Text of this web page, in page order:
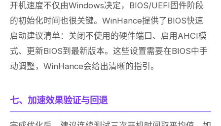
开机速度不仅由Windows决定，BIOS/UEFI固件阶段
的初始化时间也很关键。WinHance提供了BIOS快速
启动建议清单：关闭不使用的硬件端口、启用AHCI模
式、更新BIOS到最新版本。这些设置需要在BIOS中手
动调整，WinHance会给出清晰的指引。
七、加速效果验证与回退